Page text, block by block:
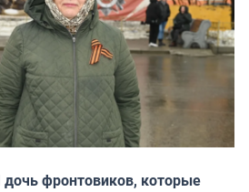
фронтовиков, которые